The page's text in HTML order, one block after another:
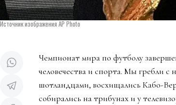
Источник изображения AP Photo
Чемпионат мира по футболу
человечества и спорта. Мы гребли
шотландцами, восхищались Кабо-
собирались на трибунах и у